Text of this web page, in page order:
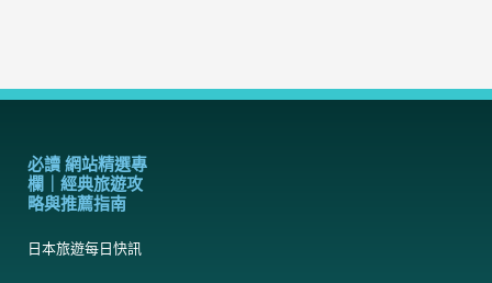
必讀 網站精選專
欄｜經典旅遊攻
略與推薦指南
日本旅遊每日快訊